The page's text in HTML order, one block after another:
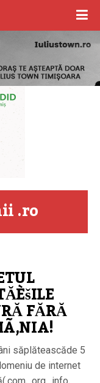
.ro
FĂRĂ
săplăteascăde 5
de internet